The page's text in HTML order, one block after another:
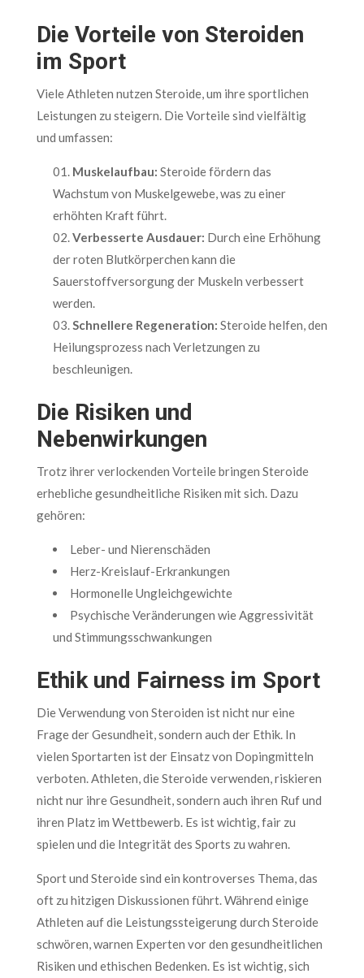
Die Vorteile von Steroiden
im Sport
Viele Athleten nutzen Steroide, um ihre sportlichen
Leistungen zu steigern. Die Vorteile sind vielfältig
und umfassen:
Muskelaufbau: Steroide fördern das
Wachstum von Muskelgewebe, was zu einer
erhöhten Kraft führt.
Verbesserte Ausdauer: Durch eine Erhöhung
der roten Blutkörperchen kann die
Sauerstoffversorgung der Muskeln verbessert
werden.
Schnellere Regeneration: Steroide helfen, den
Heilungsprozess nach Verletzungen zu
beschleunigen.
Die Risiken und
Nebenwirkungen
Trotz ihrer verlockenden Vorteile bringen Steroide
erhebliche gesundheitliche Risiken mit sich. Dazu
gehören:
Leber- und Nierenschäden
Herz-Kreislauf-Erkrankungen
Hormonelle Ungleichgewichte
Psychische Veränderungen wie Aggressivität
und Stimmungsschwankungen
Ethik und Fairness im Sport
Die Verwendung von Steroiden ist nicht nur eine
Frage der Gesundheit, sondern auch der Ethik. In
vielen Sportarten ist der Einsatz von Dopingmitteln
verboten. Athleten, die Steroide verwenden, riskieren
nicht nur ihre Gesundheit, sondern auch ihren Ruf und
ihren Platz im Wettbewerb. Es ist wichtig, fair zu
spielen und die Integrität des Sports zu wahren.
Sport und Steroide sind ein kontroverses Thema, das
oft zu hitzigen Diskussionen führt. Während einige
Athleten auf die Leistungssteigerung durch Steroide
schwören, warnen Experten vor den gesundheitlichen
Risiken und ethischen Bedenken. Es ist wichtig, sich